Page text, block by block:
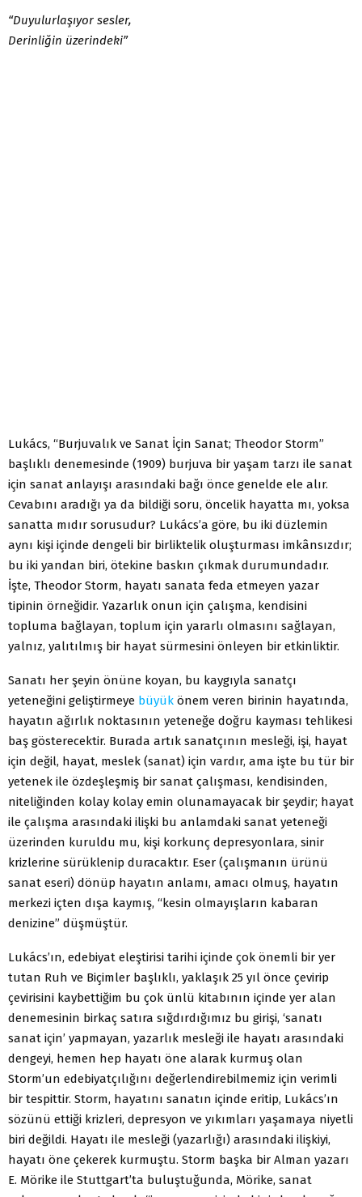
“Duyulurlaşıyor sesler,
Derinliğin üzerindeki”
Lukács, “Burjuvalık ve Sanat İçin Sanat; Theodor Storm”
başlıklı denemesinde (1909) burjuva bir yaşam tarzı ile sanat
için sanat anlayışı arasındaki bağı önce genelde ele alır.
Cevabını aradığı ya da bildiği soru, öncelik hayatta mı, yoksa
sanatta mıdır sorusudur? Lukács’a göre, bu iki düzlemin
aynı kişi içinde dengeli bir birliktelik oluşturması imkânsızdır;
bu iki yandan biri, ötekine baskın çıkmak durumundadır.
İşte, Theodor Storm, hayatı sanata feda etmeyen yazar
tipinin örneğidir. Yazarlık onun için çalışma, kendisini
topluma bağlayan, toplum için yararlı olmasını sağlayan,
yalnız, yalıtılmış bir hayat sürmesini önleyen bir etkinliktir.
Sanatı her şeyin önüne koyan, bu kaygıyla sanatçı
yeteneğini geliştirmeye büyük önem veren birinin hayatında,
hayatın ağırlık noktasının yeteneğe doğru kayması tehlikesi
baş gösterecektir. Burada artık sanatçının mesleği, işi, hayat
için değil, hayat, meslek (sanat) için vardır, ama işte bu tür bir
yetenek ile özdeşleşmiş bir sanat çalışması, kendisinden,
niteliğinden kolay kolay emin olunamayacak bir şeydir; hayat
ile çalışma arasındaki ilişki bu anlamdaki sanat yeteneği
üzerinden kuruldu mu, kişi korkunç depresyonlara, sinir
krizlerine sürüklenip duracaktır. Eser (çalışmanın ürünü
sanat eseri) dönüp hayatın anlamı, amacı olmuş, hayatın
merkezi içten dışa kaymış, “kesin olmayışların kabaran
denizine” düşmüştür.
Lukács’ın, edebiyat eleştirisi tarihi içinde çok önemli bir yer
tutan Ruh ve Biçimler başlıklı, yaklaşık 25 yıl önce çevirip
çevirisini kaybettiğim bu çok ünlü kitabının içinde yer alan
denemesinin birkaç satıra sığdırdığımız bu girişi, ‘sanatı
sanat için’ yapmayan, yazarlık mesleği ile hayatı arasındaki
dengeyi, hemen hep hayatı öne alarak kurmuş olan
Storm’un edebiyatçılığını değerlendirebilmemiz için verimli
bir tespittir. Storm, hayatını sanatın içinde eritip, Lukács’ın
sözünü ettiği krizleri, depresyon ve yıkımları yaşamaya niyetli
biri değildi. Hayatı ile mesleği (yazarlığı) arasındaki ilişkiyi,
hayatı öne çekerek kurmuştu. Storm başka bir Alman yazarı
E. Mörike ile Stuttgart’ta buluştuğunda, Mörike, sanat